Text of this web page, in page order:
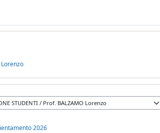
Lorenzo
corso
2026